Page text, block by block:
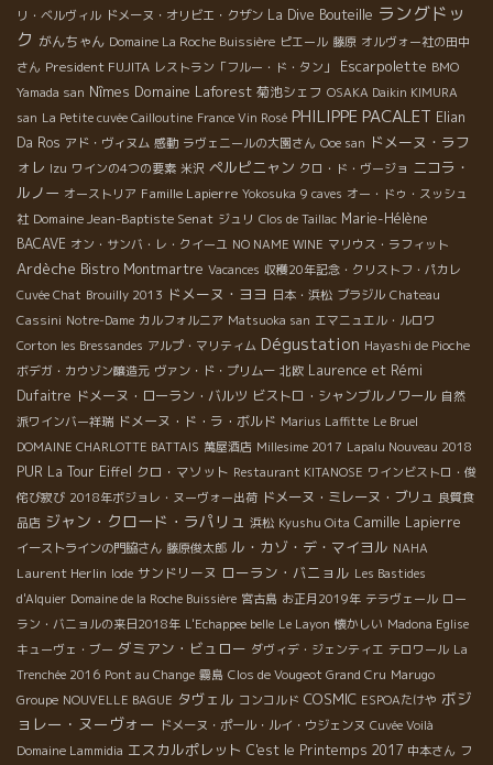
リ・ベルヴィル ドメーヌ・オリビエ・クザン La Dive Bouteille ラングドッ
ク がんちゃん Domaine La Roche Buissière ピエール 藤原 オルヴォー社の田中
さん President FUJITA レストラン「フルー・ド・タン」 Escarpolette BMO
Yamada san Nîmes Domaine Laforest 菊池シェフ OSAKA Daikin KIMURA
san La Petite cuvée Cailloutine France Vin Rosé PHILIPPE PACALET Elian
Da Ros アド・ヴィヌム 感動 ラヴェニールの大園さん Ooe san ドメーヌ・ラフ
ォレ Izu ワインの4つの要素 米沢 ペルピニャン クロ・ド・ヴージョ ニコラ・
ルノー オーストリア Famille Lapierre Yokosuka 9 caves オー・ドゥ・スッシュ
社 Domaine Jean-Baptiste Senat ジュリ Clos de Taillac Marie-Hélène
BACAVE オン・サンバ・レ・クイーユ NO NAME WINE マリウス・ラフィット
Ardèche Bistro Montmartre Vacances 収穫20年記念・クリストフ・パカレ
Cuvée Chat Brouilly 2013 ドメーヌ・ヨヨ 日本・浜松 ブラジル Chateau
Cassini Notre-Dame カルフォルニア Matsuoka san エマニュエル・ルロワ
Corton les Bressandes アルプ・マリティム Dégustation Hayashi de Pioche
ボデガ・カウゾン醸造元 ヴァン・ド・プリムー 北欧 Laurence et Rémi
Dufaitre ドメーヌ・ローラン・バルツ ビストロ・シャンブルノワール 自然
派ワインバー祥瑞 ドメーヌ・ド・ラ・ボルド Marius Laffitte Le Bruel
DOMAINE CHARLOTTE BATTAIS 萬屋酒店 Millesime 2017 Lapalu Nouveau 2018
PUR La Tour Eiffel クロ・マソット Restaurant KITANOSE ワインビストロ・俊
侘び寂び 2018年ボジョレ・ヌーヴォー出荷 ドメーヌ・ミレーヌ・ブリュ 良質食
品店 ジャン・クロード・ラパリュ 浜松 Kyushu Oita Camille Lapierre
イーストラインの門脇さん 藤原俊太郎 ル・カゾ・デ・マイヨル NAHA
Laurent Herlin Iode サンドリーヌ ローラン・バニョル Les Bastides
d'Alquier Domaine de la Roche Buissière 宮古島 お正月2019年 テラヴェール ロー
ラン・バニョルの来日2018年 L'Echappee belle Le Layon 懐かしい Madona Eglise
キューヴェ・ブー ダミアン・ビュロー ダヴィデ・ジェンティエ テロワール La
Trenchée 2016 Pont au Change 霧島 Clos de Vougeot Grand Cru Marugo
Groupe NOUVELLE BAGUE タヴェル コンコルド COSMIC ESPOAたけや ボジ
ョレー・ヌーヴォー ドメーヌ・ポール・ルイ・ウジェンヌ Cuvée Voilà
Domaine Lammidia エスカルポレット C'est le Printemps 2017 中本さん フ